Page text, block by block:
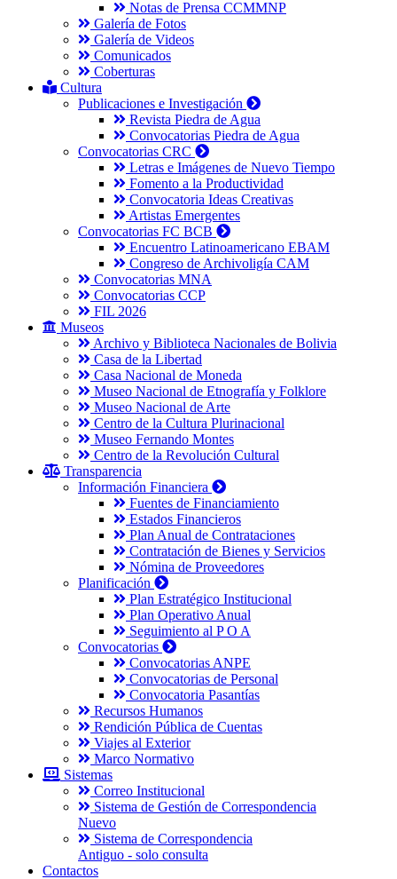
Notas de Prensa CCMMNP
Galería de Fotos
Galería de Videos
Comunicados
Coberturas
Cultura
Publicaciones e Investigación
Revista Piedra de Agua
Convocatorias Piedra de Agua
Convocatorias CRC
Letras e Imágenes de Nuevo Tiempo
Fomento a la Productividad
Convocatoria Ideas Creativas
Artistas Emergentes
Convocatorias FC BCB
Encuentro Latinoamericano EBAM
Congreso de Archivoligía CAM
Convocatorias MNA
Convocatorias CCP
FIL 2026
Museos
Archivo y Biblioteca Nacionales de Bolivia
Casa de la Libertad
Casa Nacional de Moneda
Museo Nacional de Etnografía y Folklore
Museo Nacional de Arte
Centro de la Cultura Plurinacional
Museo Fernando Montes
Centro de la Revolución Cultural
Transparencia
Información Financiera
Fuentes de Financiamiento
Estados Financieros
Plan Anual de Contrataciones
Contratación de Bienes y Servicios
Nómina de Proveedores
Planificación
Plan Estratégico Institucional
Plan Operativo Anual
Seguimiento al P O A
Convocatorias
Convocatorias ANPE
Convocatorias de Personal
Convocatoria Pasantías
Recursos Humanos
Rendición Pública de Cuentas
Viajes al Exterior
Marco Normativo
Sistemas
Correo Institucional
Sistema de Gestión de Correspondencia
Nuevo
Sistema de Correspondencia
Antiguo - solo consulta
Contactos